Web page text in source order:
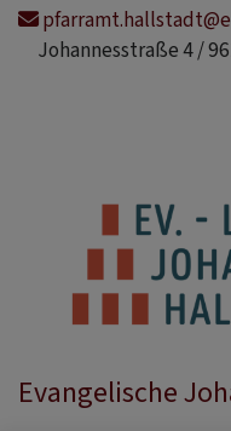
Direkt
Johannesstraße 4 /
Evangelische